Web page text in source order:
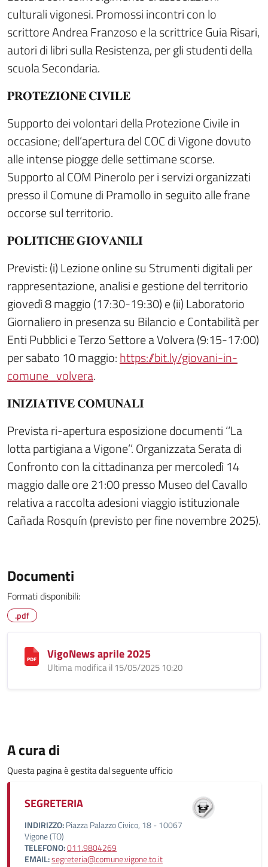
culturali vigonesi. Promossi incontri con lo
scrittore Andrea Franzoso e la scrittrice Guia Risari,
autori di libri sulla Resistenza, per gli studenti della
scuola Secondaria.
𝐏𝐑𝐎𝐓𝐄𝐙𝐈𝐎𝐍𝐄 𝐂𝐈𝐕𝐈𝐋𝐄
Supporto dei volontari della Protezione Civile in
occasione; dell’apertura del COC di Vigone dovuto
alle intense piogge delle settimane scorse.
Supporto al COM Pinerolo per i servizi organizzati
presso il Comune di Pramollo in seguito alle frane
occorse sul territorio.
𝐏𝐎𝐋𝐈𝐓𝐈𝐂𝐇𝐄 𝐆𝐈𝐎𝐕𝐀𝐍𝐈𝐋𝐈
Previsti: (i) Lezione online su Strumenti digitali per
rappresentazione, analisi e gestione del territorio
giovedì 8 maggio (17:30-19:30) e (ii) Laboratorio
Giornaliero in presenza su Bilancio e Contabilità per
Enti Pubblici e Terzo Settore a Volvera (9:15-17:00)
per sabato 10 maggio:https://bit.ly/giovani-in-
comune_volvera.
𝐈𝐍𝐈𝐙𝐈𝐀𝐓𝐈𝐕𝐄 𝐂𝐎𝐌𝐔𝐍𝐀𝐋𝐈
Prevista ri-apertura esposizione documenti ‘‘La
lotta partigiana a Vigone’’. Organizzata Serata di
Confronto con la cittadinanza per mercoledì 14
maggio dalle ore 21:00 presso Museo del Cavallo
relativa a raccolta adesioni viaggio istituzionale
Cañada Rosquín (previsto per fine novembre 2025).
Documenti
Formati disponibili:
.pdf
VigoNews aprile 2025
Ultima modifica il 15/05/2025 10:20
A cura di
Questa pagina è gestita dal seguente ufficio
SEGRETERIA
INDIRIZZO:Piazza Palazzo Civico, 18 - 10067
Vigone (TO)
TELEFONO:011.9804269
EMAIL:segreteria@comune.vigone.to.it